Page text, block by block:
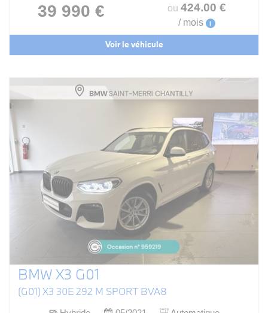
39 990 € ou 424.00 €
/ mois i
Voir le véhicule
BMW X3 G01
(G01) X3 30E 292 M SPORT BVA8